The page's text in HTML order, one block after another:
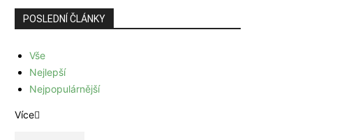
POSLEDNÍ ČLÁNKY
Vše
Nejlepší
Nejpopulárnější
Více